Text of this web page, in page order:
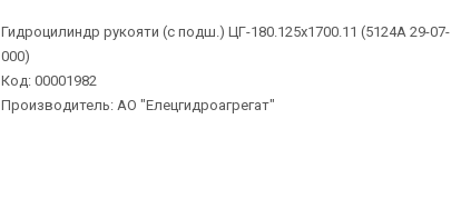
Гидроцилиндр рукояти (с подш.) ЦГ-180.125х1700.11 (5124А 29-07-
000)
Код: 00001982
Производитель: АО "Елецгидроагрегат"